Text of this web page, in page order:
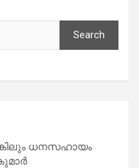
Search
ധനസഹായം